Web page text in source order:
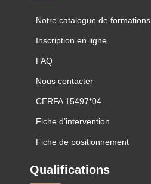
Notre catalogue de formations
Inscription en ligne
FAQ
Nous contacter
CERFA 15497*04
Fiche d’intervention
Fiche de positionnement
Qualifications